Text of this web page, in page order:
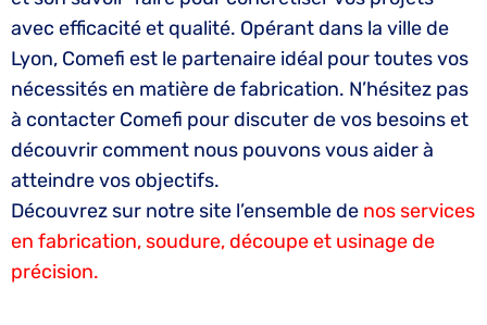
avec efficacité et qualité. Opérant dans la ville de
Lyon, Comefi est le partenaire idéal pour toutes vos
nécessités en matière de fabrication. N’hésitez pas
à contacter Comefi pour discuter de vos besoins et
découvrir comment nous pouvons vous aider à
atteindre vos objectifs.
Découvrez sur notre site l’ensemble de nos services
en fabrication, soudure, découpe et usinage de
précision.